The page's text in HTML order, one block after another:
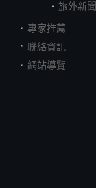
旅外新聞
專家推薦
聯絡資訊
網站導覽